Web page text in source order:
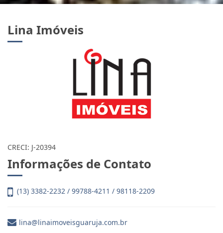
Lina Imóveis
CRECI: J-20394
Informações de Contato
(13) 3382-2232 / 99788-4211 / 98118-2209
lina@linaimoveisguaruja.com.br